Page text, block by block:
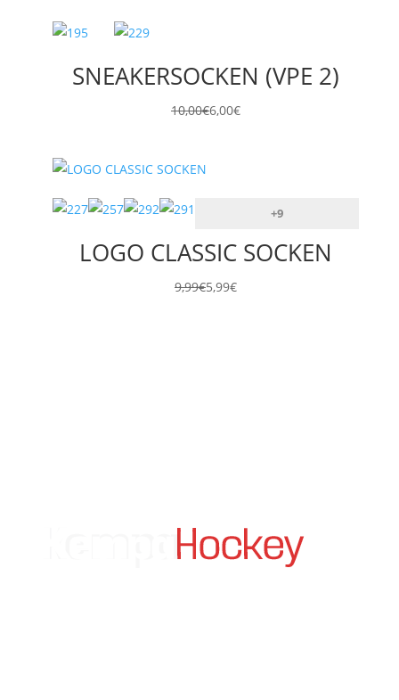
SNEAKERSOCKEN (VPE 2)
10,00€6,00€
+9
LOGO CLASSIC SOCKEN
9,99€5,99€